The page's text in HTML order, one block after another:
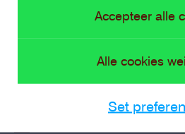
Accepteer alle
Alle cookies
Set